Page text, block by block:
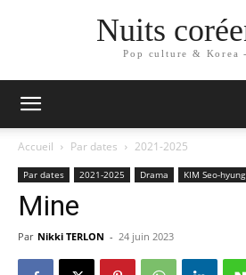
Nuits
Pop culture & Korea
Accueil Par dates 2021-2025
Par dates 2021-2025 Drama KIM Seo-
Mine
Par Nikki TERLON - 24 juin 2023